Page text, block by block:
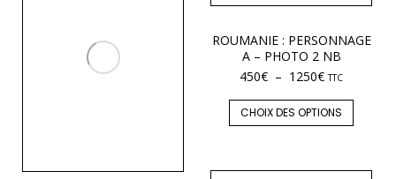
ROUMANIE : PERSONNAGE
A – PHOTO 2 NB
450€ – 1250€ TTC
CHOIX DES OPTIONS